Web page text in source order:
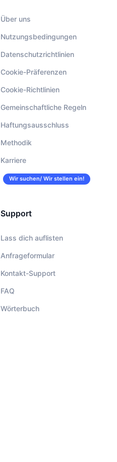
Über uns
Nutzungsbedingungen
Datenschutzrichtlinien
Cookie-Präferenzen
Cookie-Richtlinien
Gemeinschaftliche Regeln
Haftungsausschluss
Methodik
Karriere
Wir suchen/ Wir stellen ein!
Support
Lass dich auflisten
Anfrageformular
Kontakt-Support
FAQ
Wörterbuch